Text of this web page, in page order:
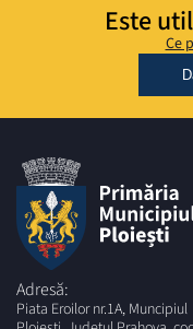
Este
Ce
Adresă:
Piata Eroilor nr.1A, Muncipiul